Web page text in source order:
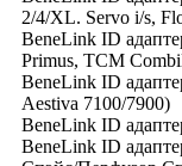
2/4/XL. Servo i/s,
BeneLink ID
Primus, TCM
BeneLink ID
Aestiva 7100/7900)
BeneLink ID
BeneLink ID